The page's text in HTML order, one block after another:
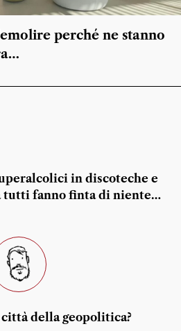
perché ne stanno
in discoteche e
tutti fanno finta di niente…
della geopolitica?